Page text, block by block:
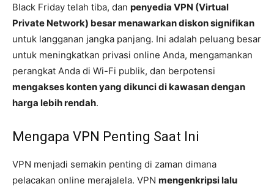
Black Friday telah tiba, dan penyedia VPN (Virtual
Private Network) besar menawarkan diskon signifikan
untuk langganan jangka panjang. Ini adalah peluang besar
untuk meningkatkan privasi online Anda, mengamankan
perangkat Anda di Wi-Fi publik, dan berpotensi
mengakses konten yang dikunci di kawasan dengan
harga lebih rendah.
Mengapa VPN Penting Saat Ini
VPN menjadi semakin penting di zaman dimana
pelacakan online merajalela. VPN mengenkripsi lalu